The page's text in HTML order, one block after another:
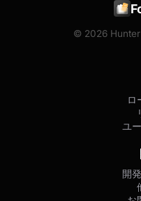
© 2026
ロ
ユ
開